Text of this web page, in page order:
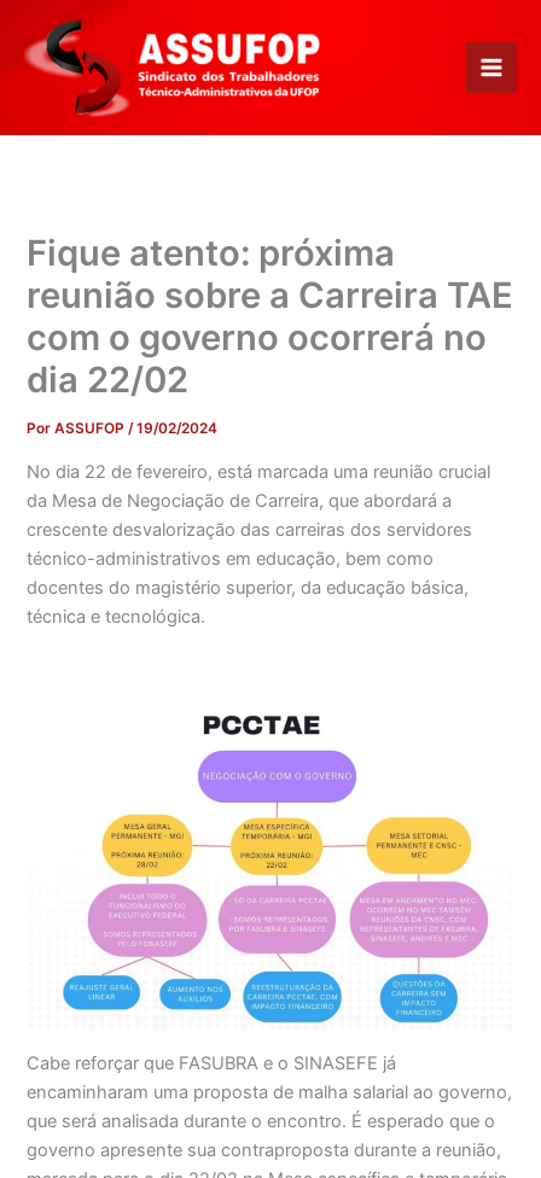
para
conteúdo
Fique atento: próxima
reunião sobre a Carreira TAE
com o governo ocorrerá no
dia 22/02
PorASSUFOP/19/02/2024
No dia 22 de fevereiro, está marcada uma reunião crucial
da Mesa de Negociação de Carreira, que abordará a
crescente desvalorização das carreiras dos servidores
técnico-administrativos em educação, bem como
docentes do magistério superior, da educação básica,
técnica e tecnológica.
Cabe reforçar que FASUBRA e o SINASEFE já
encaminharam uma proposta de malha salarial ao governo,
que será analisada durante o encontro. É esperado que o
governo apresente sua contraproposta durante a reunião,